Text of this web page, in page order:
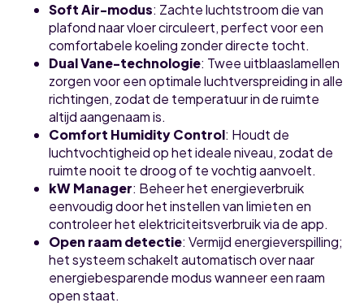
Soft Air-modus: Zachte luchtstroom die van
plafond naar vloer circuleert, perfect voor een
comfortabele koeling zonder directe tocht.
Dual Vane-technologie: Twee uitblaaslamellen
zorgen voor een optimale luchtverspreiding in alle
richtingen, zodat de temperatuur in de ruimte
altijd aangenaam is.
Comfort Humidity Control: Houdt de
luchtvochtigheid op het ideale niveau, zodat de
ruimte nooit te droog of te vochtig aanvoelt.
kW Manager: Beheer het energieverbruik
eenvoudig door het instellen van limieten en
controleer het elektriciteitsverbruik via de app.
Open raam detectie: Vermijd energieverspilling;
het systeem schakelt automatisch over naar
energiebesparende modus wanneer een raam
open staat.